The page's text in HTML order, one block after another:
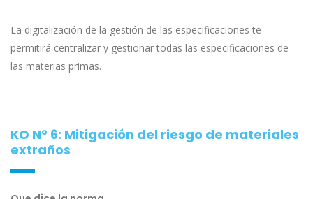
La digitalización de la gestión de las especificaciones te
permitirá centralizar y gestionar todas las especificaciones de
las materias primas.
KO N° 6: Mitigación del riesgo de materiales
extraños